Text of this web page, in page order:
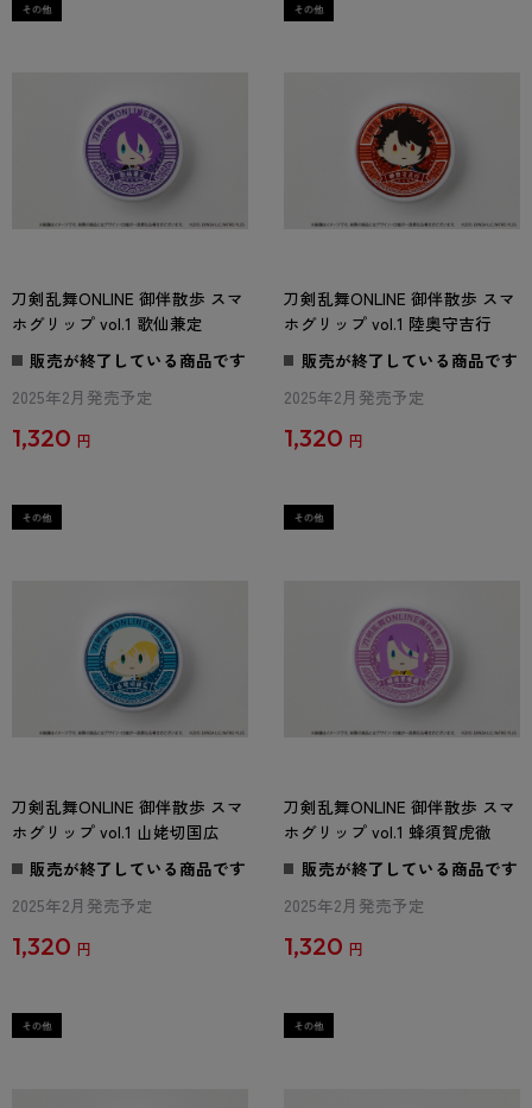
刀剣乱舞ONLINE 御伴散歩 スマ
ホグリップ vol.1 歌仙兼定
販売が終了している商品です
2025年2月発売予定
1,320 円
刀剣乱舞ONLINE 御伴散歩 スマ
ホグリップ vol.1 陸奥守吉行
販売が終了している商品です
2025年2月発売予定
1,320 円
刀剣乱舞ONLINE 御伴散歩 スマ
ホグリップ vol.1 山姥切国広
販売が終了している商品です
2025年2月発売予定
1,320 円
刀剣乱舞ONLINE 御伴散歩 スマ
ホグリップ vol.1 蜂須賀虎徹
販売が終了している商品です
2025年2月発売予定
1,320 円